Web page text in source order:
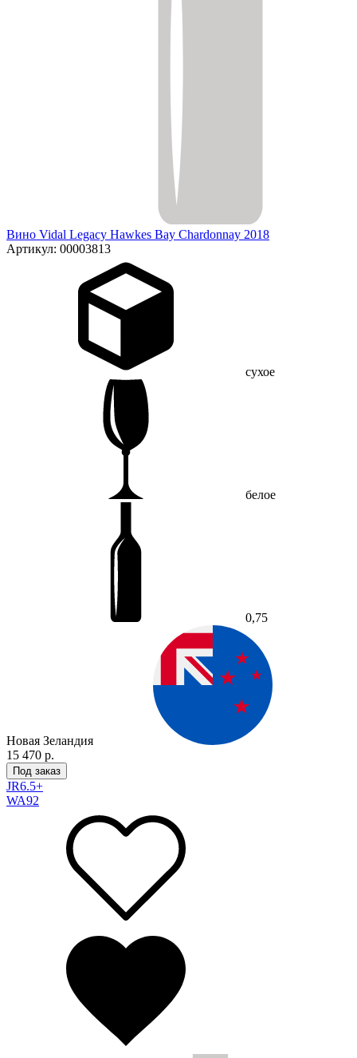
Вино Vidal Legacy Hawkes Bay Chardonnay 2018
Артикул: 00003813
сухое
белое
0,75
Новая Зеландия
15 470 р.
Под заказ
JR6.5+
WA92